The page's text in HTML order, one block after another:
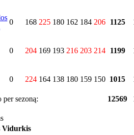
0 168 225 180 162 184 206 1125
0 204 169 193 216 203 214 1199
0 224 164 138 180 159 150 1015
per sezoną: 12569
Vidurkis